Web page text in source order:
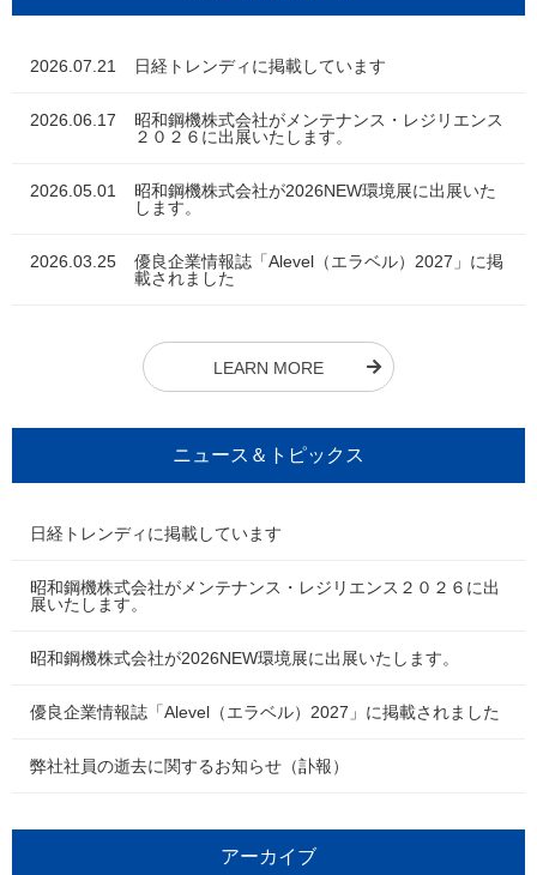
2026.07.21 日経トレンディに掲載しています
2026.06.17
昭和鋼機株式会社がメンテナンス・レジリエンス
２０２６に出展いたします。
2026.05.01
昭和鋼機株式会社が2026NEW環境展に出展いた
します。
2026.03.25
優良企業情報誌「Alevel（エラベル）2027」に掲
載されました
LEARN MORE
ニュース＆トピックス
日経トレンディに掲載しています
昭和鋼機株式会社がメンテナンス・レジリエンス２０２６に出
展いたします。
昭和鋼機株式会社が2026NEW環境展に出展いたします。
優良企業情報誌「Alevel（エラベル）2027」に掲載されました
弊社社員の逝去に関するお知らせ（訃報）
アーカイブ